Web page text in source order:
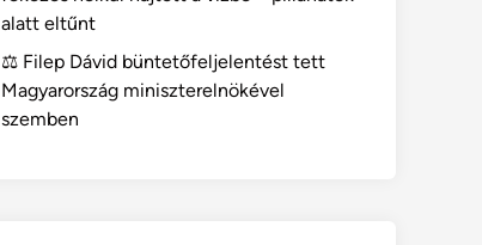
alatt eltűnt
⚖️ Filep Dávid büntetőfeljelentést tett
Magyarország miniszterelnökével
szemben